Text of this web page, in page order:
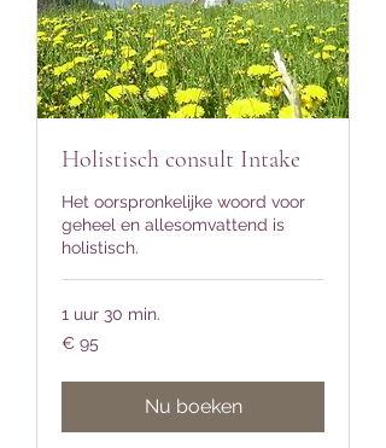
Holistisch consult Intake
Het oorspronkelijke woord voor
geheel en allesomvattend is
holistisch.
1 uur 30 min.
95
euro
€ 95
Nu boeken